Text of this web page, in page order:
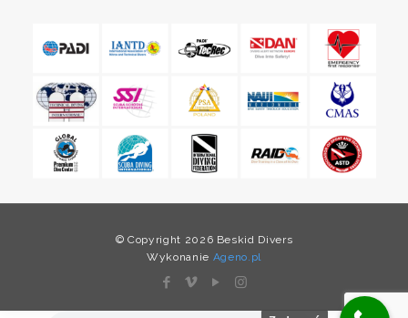
© Copyright 2026 Beskid Divers
Wykonanie Ageno.pl